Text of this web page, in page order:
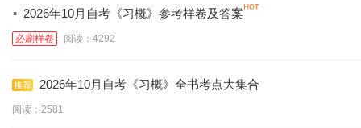
· 2026年10月自考《习概》参考样卷及答案
必刷样卷 阅读：4292
2026年10月自考《习概》全书考点大集合
阅读：2581